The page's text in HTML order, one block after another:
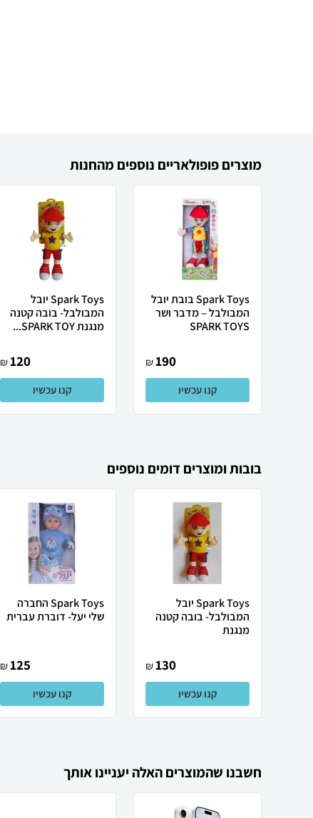
מוצרים פופולאריים נוספים מהחנות
Spark Toys בובת יובל
המבולבל – מדבר ושר
SPARK TOYS
190
₪
קנו עכשיו
Spark Toys יובל
המבולבל- בובה קטנה
מנגנת SPARK TOY...
120
₪
קנו עכשיו
בובות ומוצרים דומים נוספים
Spark Toys יובל
המבולבל- בובה קטנה
מנגנת
130
₪
קנו עכשיו
Spark Toys החברה
שלי יעל- דוברת עברית
125
₪
קנו עכשיו
חשבנו שהמוצרים האלה יעניינו אותך